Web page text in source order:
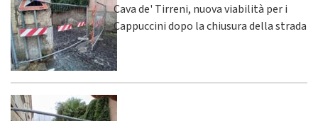
Cava de' Tirreni, nuova viabilità per i
Cappuccini dopo la chiusura della strada